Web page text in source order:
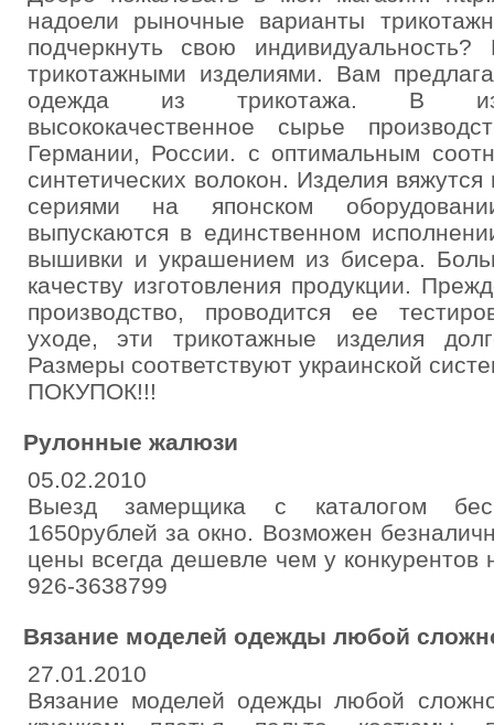
надоели рыночные варианты
подчеркнуть свою
трикотажными изделиями. Вам
одежда из трикотажа. В
высококачественное сырье
Германии, России. с оптимальным
синтетических волокон. Изделия
сериями на японском
выпускаются в единственном
вышивки и украшением из бисера.
качеству изготовления продукции.
производство, проводится ее
уходе, эти трикотажные изделия
Размеры соответствуют украинской
ПОКУПОК!!!
Рулонные жалюзи
05.02.2010
Выезд замерщика с каталогом
1650рублей за окно. Возможен
цены всегда дешевле чем у конкурентов
926-3638799
Вязание моделей одежды любой
27.01.2010
Вязание моделей одежды любой